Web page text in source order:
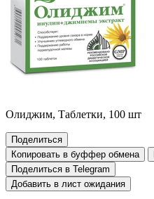
Олиджим, Таблетки, 100 шт
Поделиться
Копировать в буффер обмена
Поделиться в Telegram
Добавить в лист ожидания